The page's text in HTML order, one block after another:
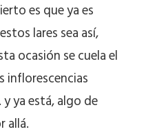
es que ya es
lares sea así,
ocasión se cuela el
inflorescencias
ya está, algo de
allá.